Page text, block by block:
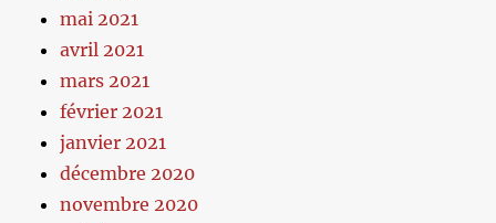
mai 2021
avril 2021
mars 2021
février 2021
janvier 2021
décembre 2020
novembre 2020